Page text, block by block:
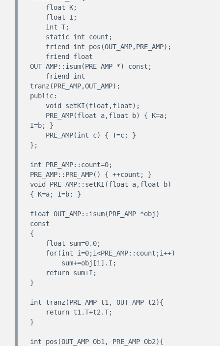
OUT_AMP::isum(PRE_AMP *) const;
tranz(PRE_AMP,OUT_AMP);
public:
I=b; }
};
int PRE_AMP::count=0;
PRE_AMP::PRE_AMP() { ++count; }
void PRE_AMP::setKI(float a,float b)
{ K=a; I=b; }
float OUT_AMP::isum(PRE_AMP *obj)
const
{
}
int tranz(PRE_AMP t1, OUT_AMP t2){
}
int pos(OUT_AMP Ob1, PRE_AMP Ob2){